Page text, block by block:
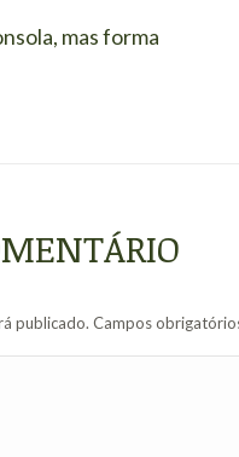
mas forma
publicado. Campos